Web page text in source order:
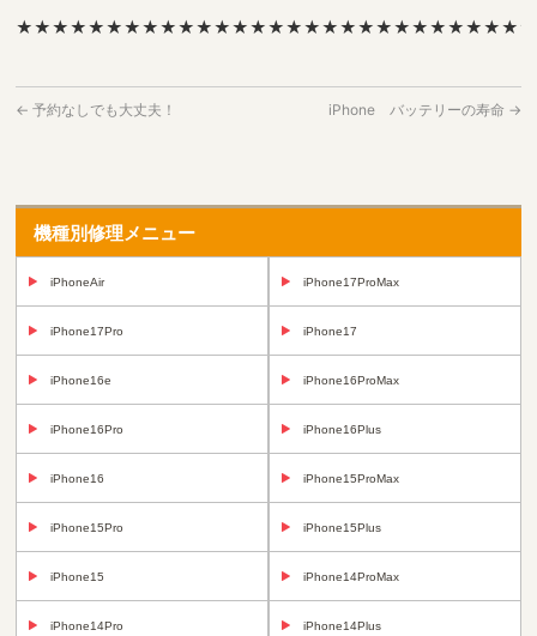
← 予約なしでも大丈夫！ iPhone バッテリーの寿命 →
機種別修理メニュー
iPhoneAir iPhone17ProMax
iPhone17Pro iPhone17
iPhone16e iPhone16ProMax
iPhone16Pro iPhone16Plus
iPhone16 iPhone15ProMax
iPhone15Pro iPhone15Plus
iPhone15 iPhone14ProMax
iPhone14Pro iPhone14Plus